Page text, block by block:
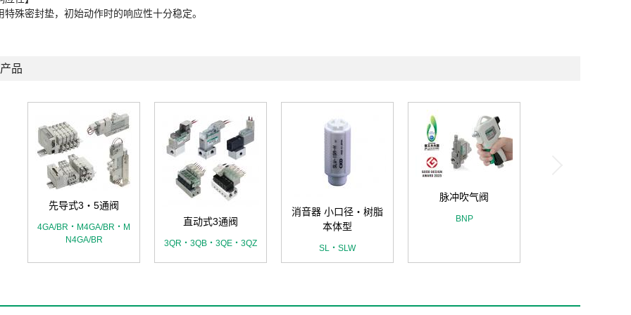
特殊密封垫，初始动作时的响应性十分稳定。
品
先导式3・5通阀
4GA/BR・M4GA/BR・M
N4GA/BR
直动式3通阀
3QR・3QB・3QE・3QZ
消音器 小口径・树脂
本体型
SL・SLW
脉冲吹气阀
BNP